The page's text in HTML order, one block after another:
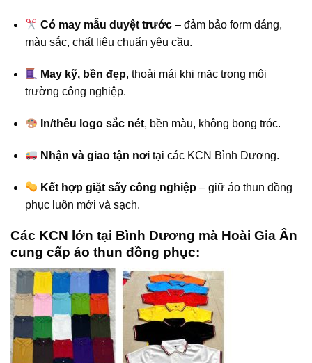
Có may mẫu duyệt trước – đảm bảo form dáng,
màu sắc, chất liệu chuẩn yêu cầu.
May kỹ, bền đẹp, thoải mái khi mặc trong môi
trường công nghiệp.
In/thêu logo sắc nét, bền màu, không bong tróc.
Nhận và giao tận nơi tại các KCN Bình Dương.
Kết hợp giặt sấy công nghiệp – giữ áo thun đồng
phục luôn mới và sạch.
Các KCN lớn tại Bình Dương mà Hoài Gia Ân
cung cấp áo thun đồng phục: